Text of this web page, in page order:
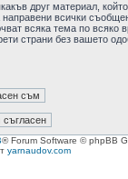
друг материал,
всички
всяка тема по всяко
страни без вашето
® Forum Software © phpBB
yarnaudov.com